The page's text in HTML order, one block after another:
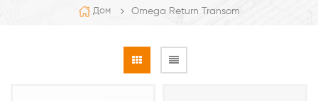
Дом Omega Return Transom